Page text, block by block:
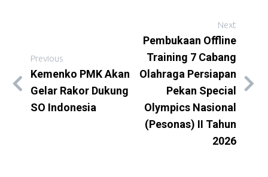
Previous
Kemenko PMK Akan
Gelar Rakor Dukung
SO Indonesia
Next
Pembukaan Offline
Training 7 Cabang
Olahraga Persiapan
Pekan Special
Olympics Nasional
(Pesonas) II Tahun
2026